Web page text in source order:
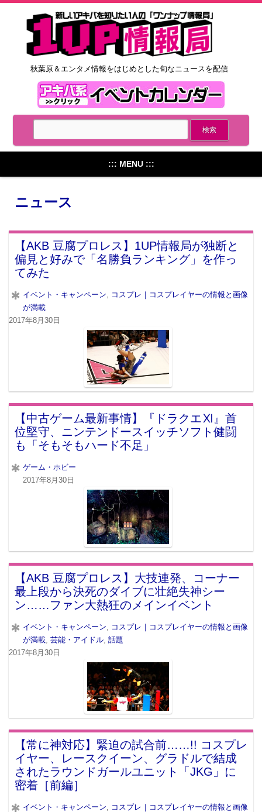
秋葉原＆エンタメ情報をはじめとした旬なニュースを配信
::: MENU :::
ニュース
【AKB 豆腐プロレス】1UP情報局が独断と
偏見と好みで「名勝負ランキング」を作っ
てみた
イベント・キャンペーン
コスプレ｜コスプレイヤーの情報と画像
が満載
2017年8月30日
【中古ゲーム最新事情】『ドラクエⅪ』首
位堅守、ニンテンドースイッチソフト健闘
も「そもそもハード不足」
ゲーム・ホビー
2017年8月30日
【AKB 豆腐プロレス】大技連発、コーナー
最上段から決死のダイブに壮絶失神シー
ン……ファン大熱狂のメインイベント
イベント・キャンペーン, コスプレ｜コスプレイヤーの情報と画像
が満載, 芸能・アイドル, 話題
2017年8月30日
【常に神対応】緊迫の試合前……!! コスプレ
イヤー、レースクイーン、グラドルで結成
されたラウンドガールユニット「JKG」に
密着［前編］
イベント・キャンペーン
コスプレ｜コスプレイヤーの情報と画像